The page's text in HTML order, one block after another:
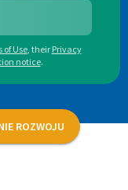
of Use, their Privacy
notice.
ROZWOJU